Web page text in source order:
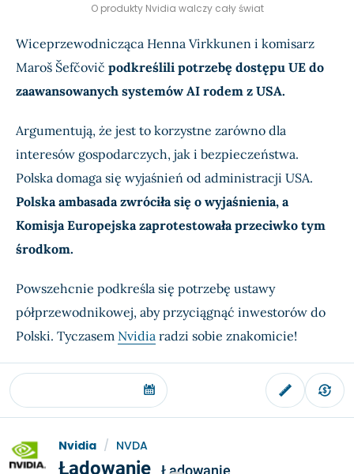
O produkty Nvidia walczy cały świat
Wiceprzewodnicząca Henna Virkkunen i komisarz
Maroš Šefčovič podkreślili potrzebę dostępu UE do
zaawansowanych systemów AI rodem z USA.
Argumentują, że jest to korzystne zarówno dla
interesów gospodarczych, jak i bezpieczeństwa.
Polska domaga się wyjaśnień od administracji USA.
Polska ambasada zwróciła się o wyjaśnienia, a
Komisja Europejska zaprotestowała przeciwko tym
środkom.
Powszehcnie podkreśla się potrzebę ustawy
półprzewodnikowej, aby przyciągnąć inwestorów do
Polski. Tyczasem Nvidia radzi sobie znakomicie!
Nvidia / NVDA
Ładowanie Ładowanie